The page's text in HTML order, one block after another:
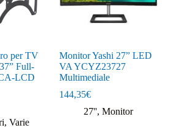
per TV
Full-
LCD
, Varie
Monitor Yashi 27” LED
VA YCYZ23727
Multimediale
144,35€
27'',Monitor